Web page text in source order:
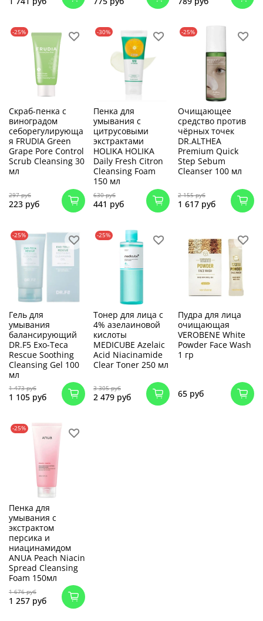
-25%
Скраб-пенка с
виноградом
себорегулирующа
я FRUDIA Green
Grape Pore Control
Scrub Cleansing 30
мл
297 руб
223 руб
-30%
Пенка для
умывания с
цитрусовыми
экстрактами
HOLIKA HOLIKA
Daily Fresh Citron
Cleansing Foam
150 мл
630 руб
441 руб
-25%
Очищающее
средство против
чёрных точек
DR.ALTHEA
Premium Quick
Step Sebum
Cleanser 100 мл
2 155 руб
1 617 руб
-25%
Гель для
умывания
балансирующий
DR.F5 Exo-Teca
Rescue Soothing
Cleansing Gel 100
мл
1 473 руб
1 105 руб
-25%
Тонер для лица с
4% азелаиновой
кислоты
MEDICUBE Azelaic
Acid Niacinamide
Clear Toner 250 мл
3 305 руб
2 479 руб
Пудра для лица
очищающая
VEROBENE White
Powder Face Wash
1 гр
65 руб
-25%
Пенка для
умывания с
экстрактом
персика и
ниацинамидом
ANUA Peach Niacin
Spread Cleansing
Foam 150мл
1 676 руб
1 257 руб